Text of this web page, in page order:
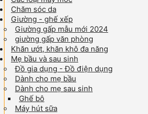
Chăm sóc da
Giường - ghế xếp
Giường gấp mẫu mới 2024
giường gấp văn phòng
Khăn ướt, khăn khô đa năng
Mẹ bầu và sau sinh
Đồ gia dụng - Đồ điện dụng
Dành cho mẹ bầu
Dành cho mẹ sau sinh
Ghế bô
Máy hút sữa